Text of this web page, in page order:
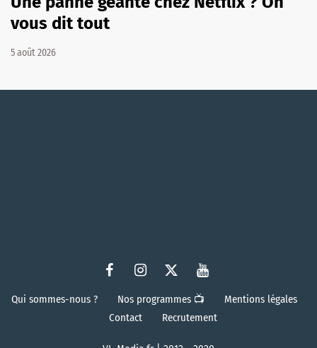
vous dit tout
5 août 2026
Qui sommes-nous ? Nos programmes 📺
Mentions légales
Contact
Recrutement